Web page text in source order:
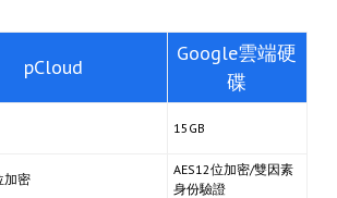
pCloud
Google雲端硬
碟
15GB
加密
AES12位加密/雙因素
身份驗證